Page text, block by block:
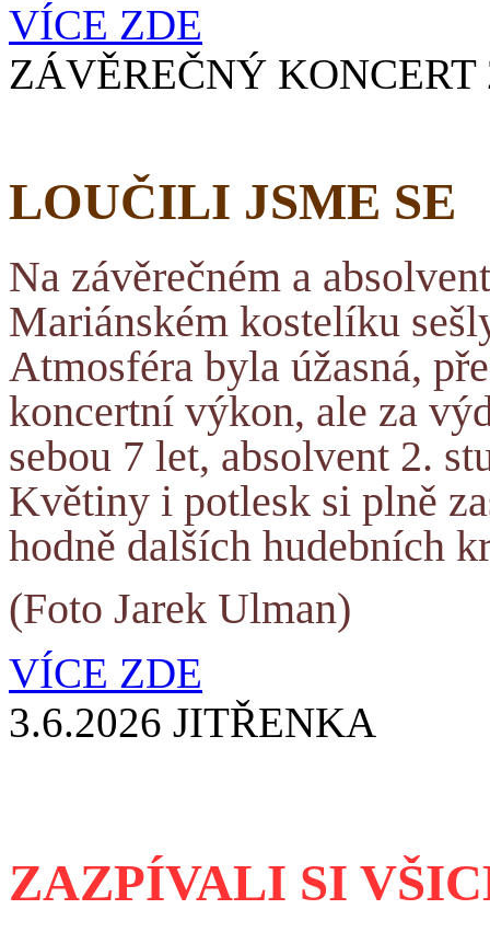
VÍCE ZDE
ZÁVĚREČNÝ KONCERT
LOUČILI JSME SE
Na závěrečném a
Mariánském kostelíku
Atmosféra byla úžasná,
koncertní výkon, ale za
sebou 7 let, absolvent 2.
Květiny i potlesk si plně
hodně dalších hudebních
(Foto Jarek Ulman)
VÍCE ZDE
3.6.2026 JITŘENKA
ZAZPÍVALI SI